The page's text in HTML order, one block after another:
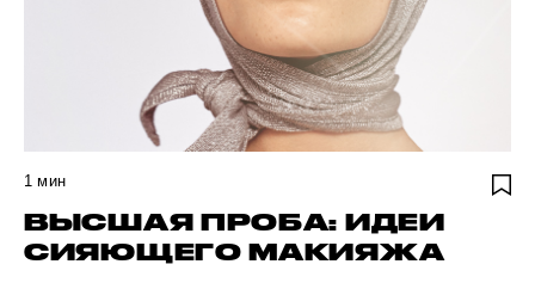
1 мин
ВЫСШАЯ ПРОБА: ИДЕИ
СИЯЮЩЕГО МАКИЯЖА